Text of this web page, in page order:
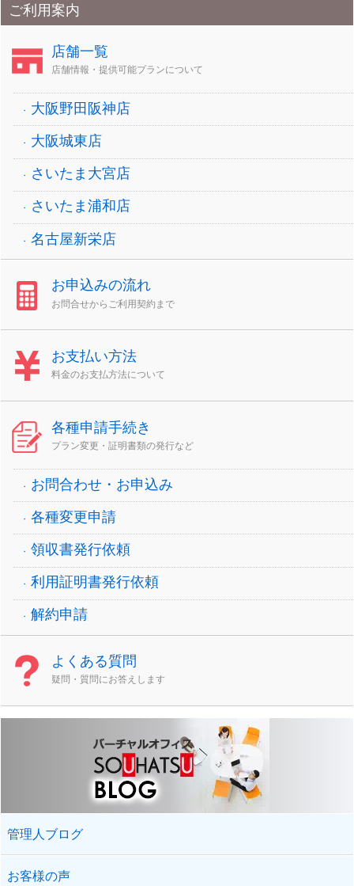
ご利用案内
店舗一覧
店舗情報・提供可能プランについて
大阪野田阪神店
大阪城東店
さいたま大宮店
さいたま浦和店
名古屋新栄店
お申込みの流れ
お問合せからご利用契約まで
お支払い方法
料金のお支払方法について
各種申請手続き
プラン変更・証明書類の発行など
お問合わせ・お申込み
各種変更申請
領収書発行依頼
利用証明書発行依頼
解約申請
よくある質問
疑問・質問にお答えします
管理人ブログ
お客様の声